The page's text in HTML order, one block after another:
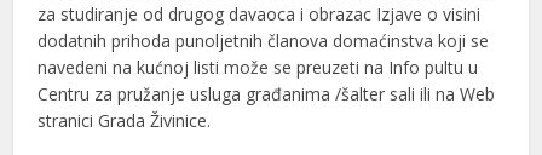
za studiranje od drugog davaoca i obrazac Izjave o visini
dodatnih prihoda punoljetnih članova domaćinstva koji se
navedeni na kućnoj listi može se preuzeti na Info pultu u
Centru za pružanje usluga građanima /šalter sali ili na Web
stranici Grada Živinice.